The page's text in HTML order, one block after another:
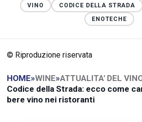
VINO CODICE DELLA STRADA
ENOTECHE
© Riproduzione riservata
HOME»WINE»ATTUALITA' DEL
Codice della Strada: ecco come
bere vino nei ristoranti